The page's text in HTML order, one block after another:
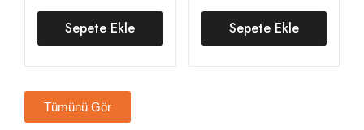
Sepete Ekle Sepete Ekle
Tümünü Gör